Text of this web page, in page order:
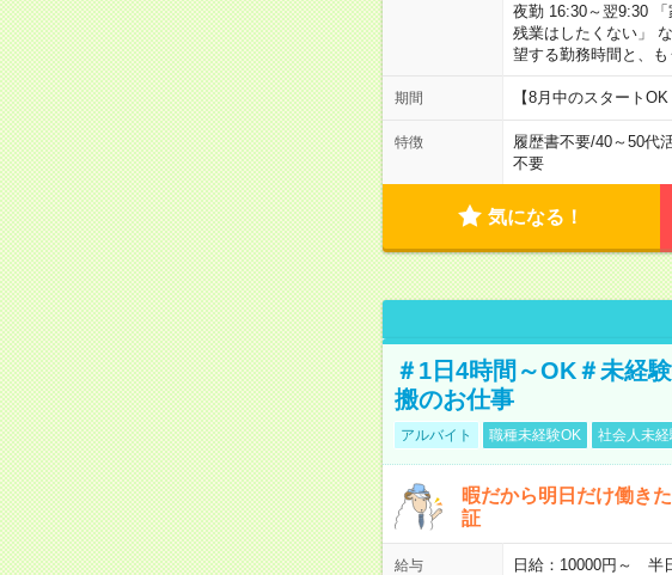
夜勤 16:30～翌9:30
残業はしたくない」
望する勤務時間と、
期間 【8月中のスタート
特徴 履歴書不要/40～50代
不要
気になる！
＃1日4時間～OK＃未経
搬のお仕事
アルバイト 職種未経験OK 社会人未経
暇だから明日だけ働き
証
給与 日給：10000円～ 半